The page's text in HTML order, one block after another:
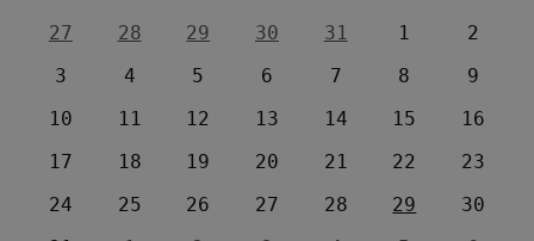
27
28 29 30 31 1
2
3
4 5 6 7 8
9
10
11 12 13 14 15
16
17
18 19 20 21 22
23
24
25 26 27 28 29
30